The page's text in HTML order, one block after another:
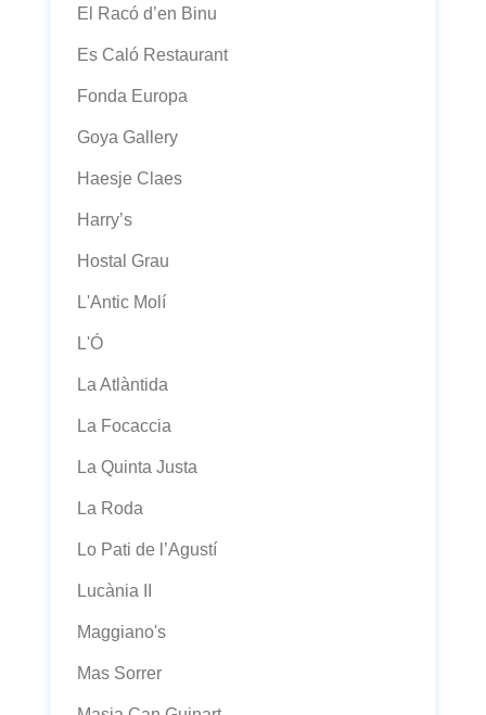
El Racó d’en Binu
Es Caló Restaurant
Fonda Europa
Goya Gallery
Haesje Claes
Harry’s
Hostal Grau
L'Antic Molí
L'Ó
La Atlàntida
La Focaccia
La Quinta Justa
La Roda
Lo Pati de l’Agustí
Lucània II
Maggiano's
Mas Sorrer